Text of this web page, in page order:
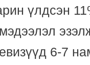
үлдсэн
6-7